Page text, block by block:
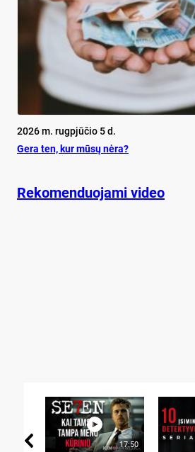
2026 m. rugpjūčio 5 d.
Ge­ra ten, kur mū­sų nė­ra?
Rekomenduojami video
17:50